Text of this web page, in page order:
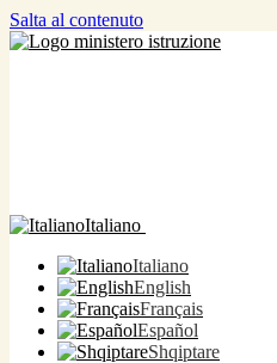
Salta al contenuto
Italiano
Italiano
English
Français
Español
Shqiptare